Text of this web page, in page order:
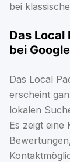
bei
Das
bei Google
Das Local
erscheint
lokalen
Es zeigt eine